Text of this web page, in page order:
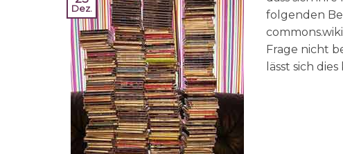
Dez.
folgenden
Frage nicht
lässt sich